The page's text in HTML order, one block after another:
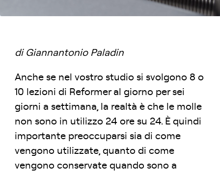
di Giannantonio Paladin
Anche se nel vostro studio si svolgono 8 o
10 lezioni di Reformer al giorno per sei
giorni a settimana, la realtà è che le molle
non sono in utilizzo 24 ore su 24. È quindi
importante preoccuparsi sia di come
vengono utilizzate, quanto di come
vengono conservate quando sono a